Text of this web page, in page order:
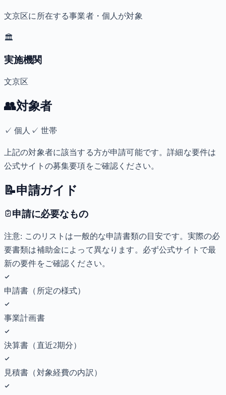
文京区に所在する事業者・個人が対象
🏛️
実施機関
文京区
👥対象者
✓個人 ✓ 世帯
上記の対象者に該当する方が申請可能です。詳細な要件は
公式サイトの募集要項をご確認ください。
📝申請ガイド
申請に必要なもの
注意: このリストは一般的な申請書類の目安です。実際の必
要書類は補助金によって異なります。必ず公式サイトで最
新の要件をご確認ください。
申請書（所定の様式）
事業計画書
決算書（直近2期分）
見積書（対象経費の内訳）